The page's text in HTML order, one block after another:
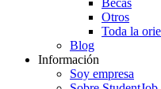
Becas
Otros
Toda la
Blog
Información
Soy empresa